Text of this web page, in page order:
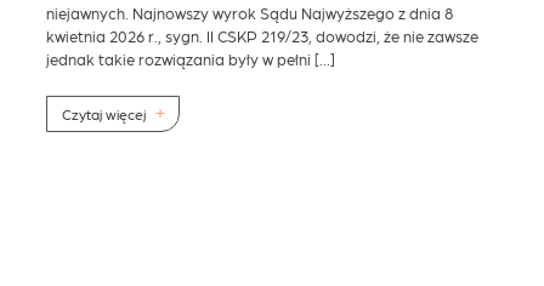
niejawnych. Najnowszy wyrok Sądu Najwyższego z dnia 8
kwietnia 2026 r., sygn. II CSKP 219/23, dowodzi, że nie zawsze
jednak takie rozwiązania były w pełni […]
Czytaj więcej